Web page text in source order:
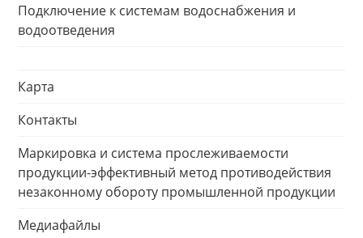
Подключение к системам водоснабжения и
водоотведения
Карта
Контакты
Маркировка и система прослеживаемости
продукции-эффективный метод противодействия
незаконному обороту промышленной продукции
Медиафайлы